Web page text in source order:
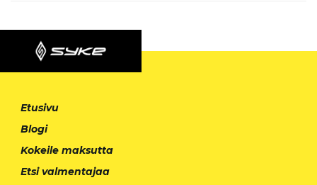
Etusivu
Blogi
Kokeile maksutta
Etsi valmentajaa